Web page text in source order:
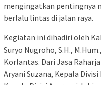
mengingatkan pentingnya
berlalu lintas di jalan raya.
Kegiatan ini dihadiri oleh
Suryo Nugroho, S.H.,
Korlantas. Dari Jasa
Aryani Suzana, Kepala